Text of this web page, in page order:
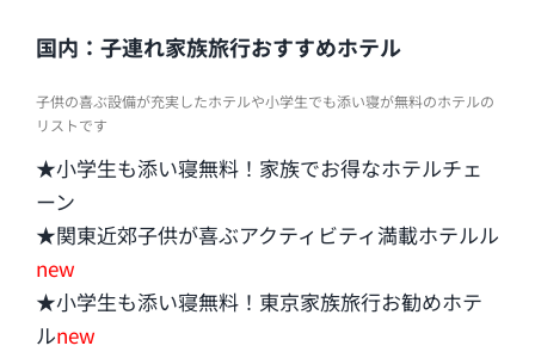
国内：子連れ家族旅行おすすめホテル
子供の喜ぶ設備が充実したホテルや小学生でも添い寝が無料のホテルの
リストです
★小学生も添い寝無料！家族でお得なホテルチェ
ーン
★関東近郊子供が喜ぶアクティビティ満載ホテルル
new
★小学生も添い寝無料！東京家族旅行お勧めホテ
ルnew